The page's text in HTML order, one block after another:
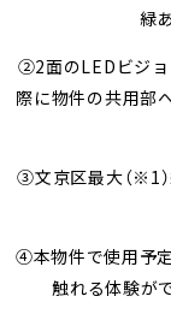
緑
②2面のLEDビジョ
際に物件の共用部
③文京区最大 （※1）
④本物件で使用予
触れる体験が